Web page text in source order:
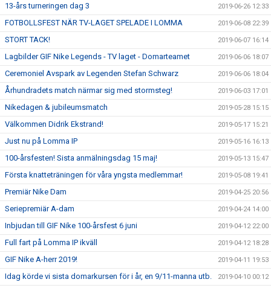
13-års turneringen dag 3 2019-06-26 12:33
FOTBOLLSFEST NÄR TV-LAGET SPELADE I LOMMA 2019-06-08 22:39
STORT TACK! 2019-06-07 16:14
Lagbilder GIF Nike Legends - TV laget - Domarteamet 2019-06-06 18:07
Ceremoniel Avspark av Legenden Stefan Schwarz 2019-06-06 18:04
Århundradets match närmar sig med stormsteg! 2019-06-03 17:01
Nikedagen & jubileumsmatch 2019-05-28 15:15
Välkommen Didrik Ekstrand! 2019-05-17 15:21
Just nu på Lomma IP 2019-05-16 16:13
100-årsfesten! Sista anmälningsdag 15 maj! 2019-05-13 15:47
Första knatteträningen för våra yngsta medlemmar! 2019-05-08 19:41
Premiär Nike Dam 2019-04-25 20:56
Seriepremiär A-dam 2019-04-24 14:00
Inbjudan till GIF Nike 100-årsfest 6 juni 2019-04-12 22:00
Full fart på Lomma IP ikväll 2019-04-12 18:28
GIF Nike A-herr 2019! 2019-04-11 19:53
Idag körde vi sista domarkursen för i år, en 9/11-manna utb. 2019-04-10 00:12